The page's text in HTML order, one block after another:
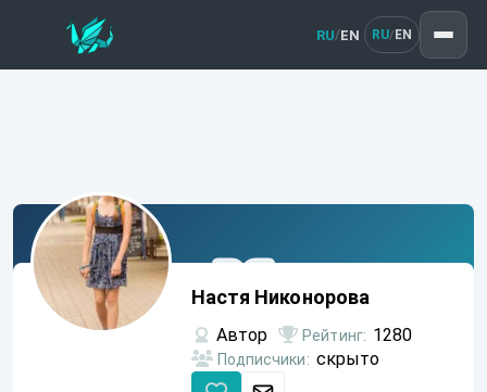
RU/EN RU/ EN
Настя
НиконороваНастя Никонорова
Автор Рейтинг: 1280
Подписчики: скрыто